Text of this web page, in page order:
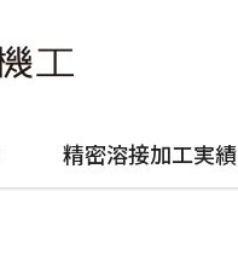
精密溶接加工実績